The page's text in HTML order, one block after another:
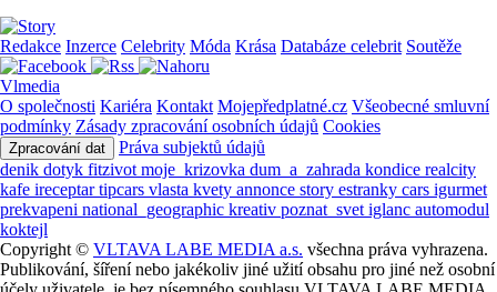
Redakce Inzerce Celebrity Móda Krása Databáze celebrit Soutěže
Vlmedia
O společnosti Kariéra Kontakt Mojepředplatné.cz Všeobecné smluvní
podmínky Zásady zpracování osobních údajů Cookies
Zpracování dat
Práva subjektů údajů
denik dotyk fitzivot moje_krizovka dum_a_zahrada kondice realcity
kafe ireceptartipcars vlasta kvety annonce story estranky cars igurmet
prekvapeni national_geographic kreativ poznat_svet iglanc automodul
koktejl
Copyright © VLTAVA LABE MEDIA a.s. všechna práva vyhrazena.
Publikování, šíření nebo jakékoliv jiné užití obsahu pro jiné než osobní